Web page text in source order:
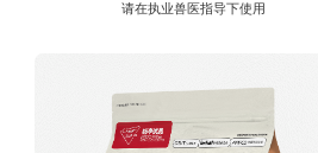
请在执业兽医指导下使用